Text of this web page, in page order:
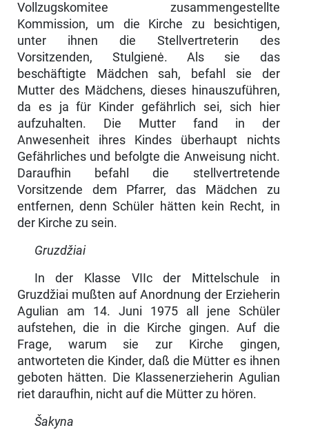
Vollzugskomitee zusammengestellte
Kommission, um die Kirche zu besichtigen,
unter ihnen die Stellvertreterin des
Vorsitzenden, Stulgienė. Als sie das
beschäftigte Mädchen sah, befahl sie der
Mutter des Mädchens, dieses hinauszuführen,
da es ja für Kinder gefährlich sei, sich hier
aufzuhalten. Die Mutter fand in der
Anwesenheit ihres Kindes überhaupt nichts
Gefährliches und befolgte die Anweisung nicht.
Daraufhin befahl die stellvertretende
Vorsitzende dem Pfarrer, das Mädchen zu
entfernen, denn Schüler hätten kein Recht, in
der Kirche zu sein.
Gruzdžiai
In der Klasse VIIc der Mittelschule in
Gruzdžiai mußten auf Anordnung der Erzieherin
Agulian am 14. Juni 1975 all jene Schüler
aufstehen, die in die Kirche gingen. Auf die
Frage, warum sie zur Kirche gingen,
antworteten die Kinder, daß die Mütter es ihnen
geboten hätten. Die Klassenerzieherin Agu­lian
riet daraufhin, nicht auf die Mütter zu hören.
Šakyna